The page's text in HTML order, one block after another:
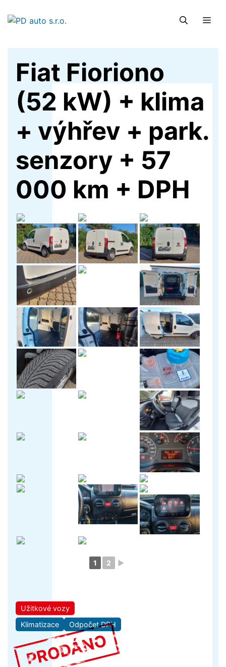
na
Fiat Fioriono
(52 kW) + klima
+ výhřev + park.
senzory + 57
000 km + DPH
1 2 ►
Užitkové vozy
Klimatizace
Odpočet DPH
PRODÁNO